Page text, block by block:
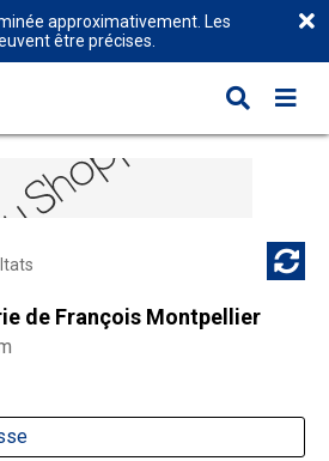
approximativement. Les
être précises.
de François Montpellier